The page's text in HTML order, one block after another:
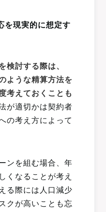
を現実的に想定す
検討する際は、
ような精算方法を
考えておくことも
が適切かは契約者
の考え方によって
ンを組む場合、年
くなることが考え
る際には人口減少
クが高いことも忘